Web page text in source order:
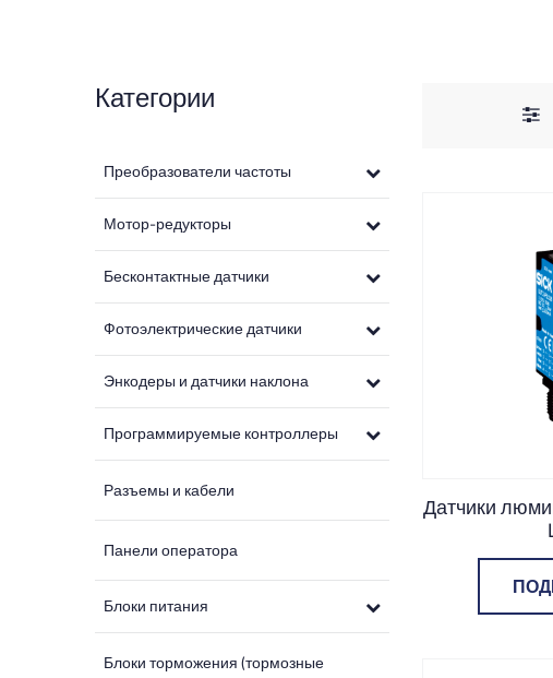
Категории
Преобразователи частоты
Мотор-редукторы
Бесконтактные датчики
Фотоэлектрические датчики
Энкодеры и датчики наклона
Программируемые контроллеры
Разъемы и кабели
Панели оператора
Блоки питания
Блоки торможения (тормозные
Датчики